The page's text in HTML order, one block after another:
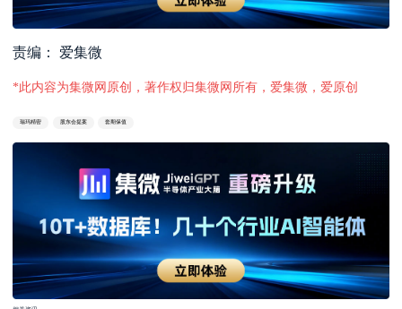
责编： 爱集微
*此内容为集微网原创，著作权归集微网所有，爱集微，爱原创
瑞玛精密 股东会提案 套期保值